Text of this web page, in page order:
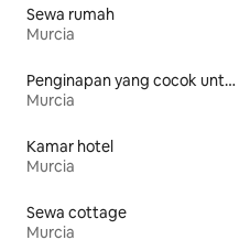
Sewa rumah
Murcia
Penginapan yang cocok untuk keluarga
Murcia
Kamar hotel
Murcia
Sewa cottage
Murcia